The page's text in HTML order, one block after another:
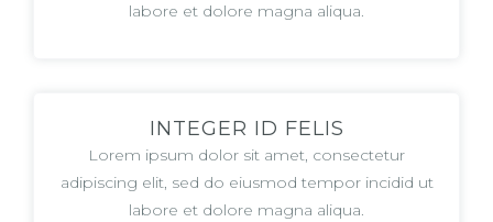
labore et dolore magna aliqua.
INTEGER ID FELIS
Lorem ipsum dolor sit amet, consectetur
adipiscing elit, sed do eiusmod tempor incidid ut
labore et dolore magna aliqua.